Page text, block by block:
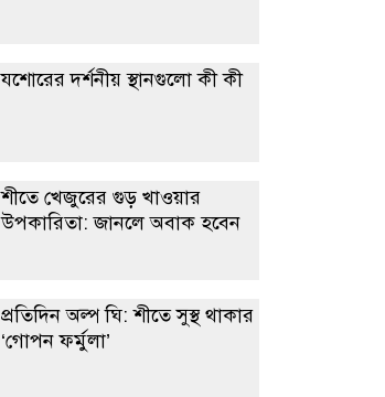
যশোরের দর্শনীয় স্থানগুলো কী কী
শীতে খেজুরের গুড় খাওয়ার
উপকারিতা: জানলে অবাক হবেন
প্রতিদিন অল্প ঘি: শীতে সুস্থ থাকার
‘গোপন ফর্মুলা’